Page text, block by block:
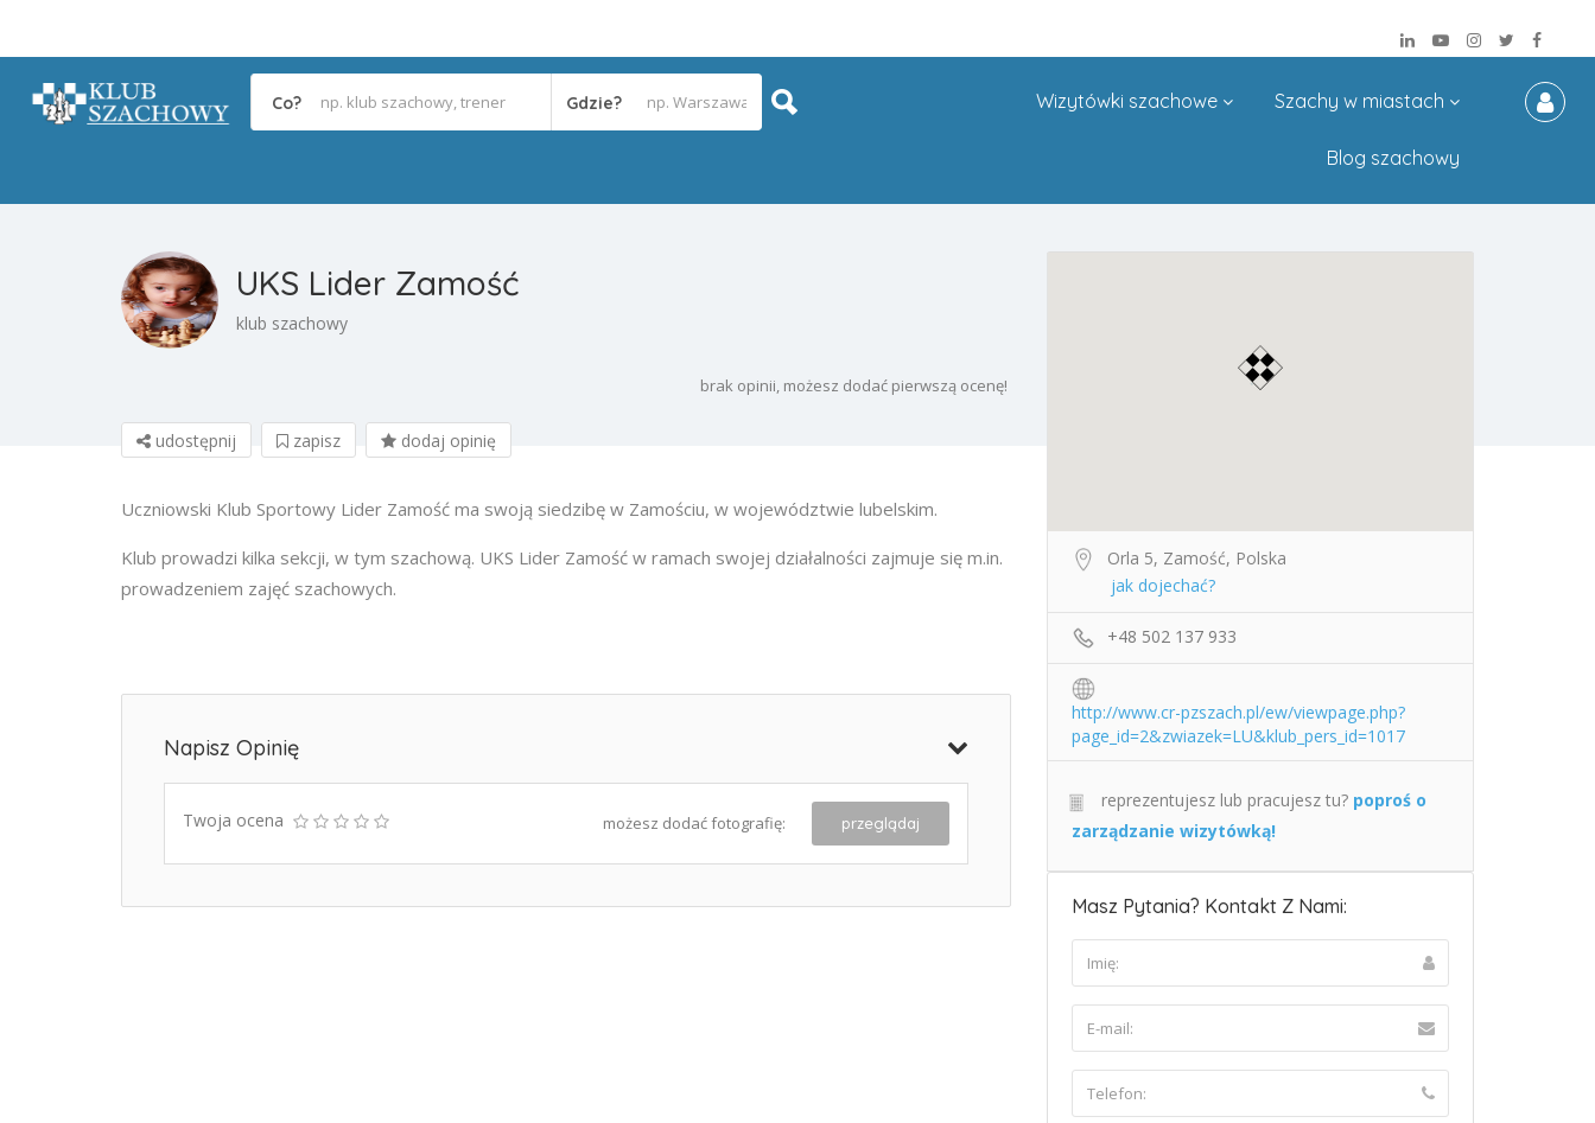
Co? Gdzie? Wizytówki szachowe Szachy w miastach
Blog szachowy
UKS Lider Zamość
klub szachowy
brak opinii, możesz dodać pierwszą ocenę!
udostępnij zapisz dodaj opinię
Uczniowski Klub Sportowy Lider Zamość ma swoją siedzibę w Zamościu, w województwie lubelskim.
Klub prowadzi kilka sekcji, w tym szachową. UKS Lider Zamość w ramach swojej działalności zajmuje się m.in.
prowadzeniem zajęć szachowych.
Napisz Opinię
Twoja ocena możesz dodać fotografię: przeglądaj
Orla 5, Zamość, Polska
jak dojechać?
+48 502 137 933
http://www.cr-pzszach.pl/ew/viewpage.php?
page_id=2&zwiazek=LU&klub_pers_id=1017
reprezentujesz lub pracujesz tu? poproś o
zarządzanie wizytówką!
Masz Pytania? Kontakt Z Nami: